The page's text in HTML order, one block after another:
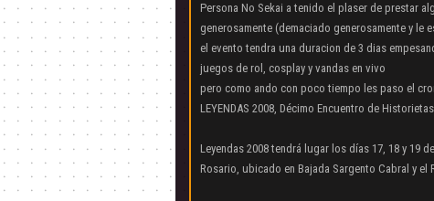
Persona No Sekai a tenido el plaser de prestar
generosamente (demaciado generosamente y
el evento tendra una duracion de 3 dias
juegos de rol, cosplay y vandas en vivo
pero como ando con poco tiempo les paso el
LEYENDAS 2008, Décimo Encuentro de
Leyendas 2008 tendrá lugar los días 17, 18 y 19
Rosario, ubicado en Bajada Sargento Cabral y el